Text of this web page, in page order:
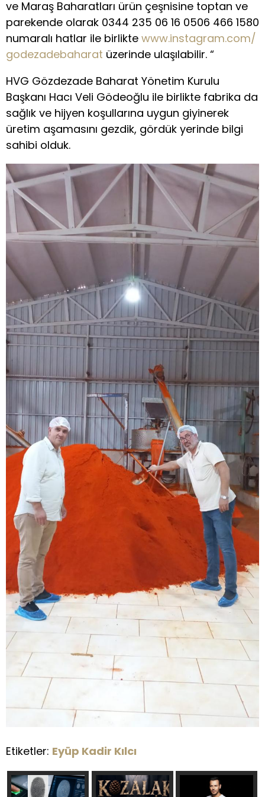
ve Maraş Baharatları ürün çeşnisine toptan ve
parekende olarak 0344 235 06 16 0506 466 1580
numaralı hatlar ile birlikte www.instagram.com/
godezadebaharat üzerinde ulaşılabilir. “
HVG Gözdezade Baharat Yönetim Kurulu
Başkanı Hacı Veli Gödeoğlu ile birlikte fabrika da
sağlık ve hijyen koşullarına uygun giyinerek
üretim aşamasını gezdik, gördük yerinde bilgi
sahibi olduk.
Etiketler: Eyüp Kadir Kılcı